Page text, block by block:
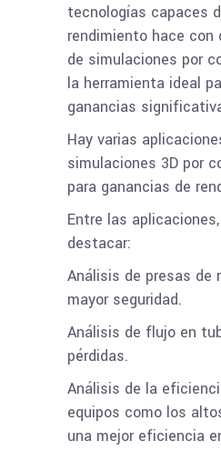
tecnologías capaces
rendimiento hace con
de simulaciones por
la herramienta ideal
ganancias
Hay varias
simulaciones 3D por
para ganancias de
Entre las
destacar:
Análisis de presas de
mayor seguridad.
Análisis de flujo en
pérdidas.
Análisis de la
equipos como los
una mejor eficiencia